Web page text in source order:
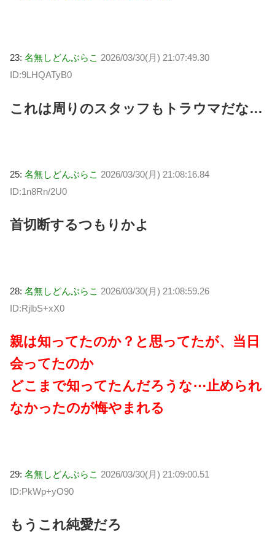
23: 名無しどんぶらこ 2026/03/30(月) 21:07:49.30
ID:9LHQATyB0
これは周りのスタッフもトラウマだな…
25: 名無しどんぶらこ 2026/03/30(月) 21:08:16.84
ID:1n8Rn/2U0
首切断するつもりかよ
28: 名無しどんぶらこ 2026/03/30(月) 21:08:59.26
ID:RjlbS+xX0
親は知ってたのか？と思ってたが、当日
会ってたのか
どこまで知ってたんだろうな⋯止められ
なかったのが悔やまれる
29: 名無しどんぶらこ 2026/03/30(月) 21:09:00.51
ID:PkWp+yO90
もうこれ純愛だろ